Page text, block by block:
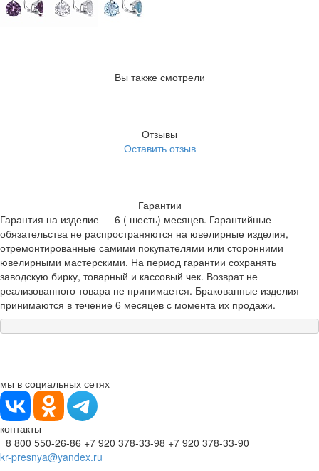
Вы также смотрели
Отзывы
Оставить отзыв
Гарантии
Гарантия на изделие — 6 ( шесть) месяцев. Гарантийные
обязательства не распространяются на ювелирные изделия,
отремонтированные самими покупателями или сторонними
ювелирными мастерскими. На период гарантии сохранять
заводскую бирку, товарный и кассовый чек. Возврат не
реализованного товара не принимается. Бракованные изделия
принимаются в течение 6 месяцев с момента их продажи.
мы в социальных сетях
контакты
8 800 550-26-86 +7 920 378-33-98 +7 920 378-33-90
kr-presnya@yandex.ru